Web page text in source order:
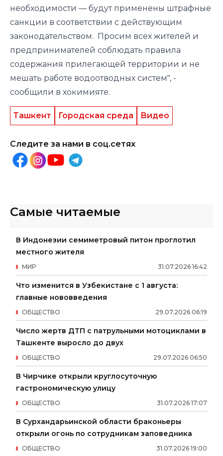
необходимости — будут применены штрафные
санкции в соответствии с действующим
законодательством. Просим всех жителей и
предпринимателей соблюдать правила
содержания прилегающей территории и не
мешать работе водоотводных систем", -
сообщили в хокимияте.
Ташкент Городская среда Видео
Следите за нами в соц.сетях
Самые читаемые
В Индонезии семиметровый питон проглотил
местного жителя
31.07.2026 16:42
МИР
Что изменится в Узбекистане с 1 августа:
главные нововведения
29.07.2026 06:19
ОБЩЕСТВО
Число жертв ДТП с патрульными мотоциклами в
Ташкенте выросло до двух
29.07.2026 06:50
ОБЩЕСТВО
В Чирчике открыли круглосуточную
гастрономическую улицу
31.07.2026 17:07
ОБЩЕСТВО
В Сурхандарьинской области браконьеры
открыли огонь по сотрудникам заповедника
31.07.2026 19:00
ОБЩЕСТВО